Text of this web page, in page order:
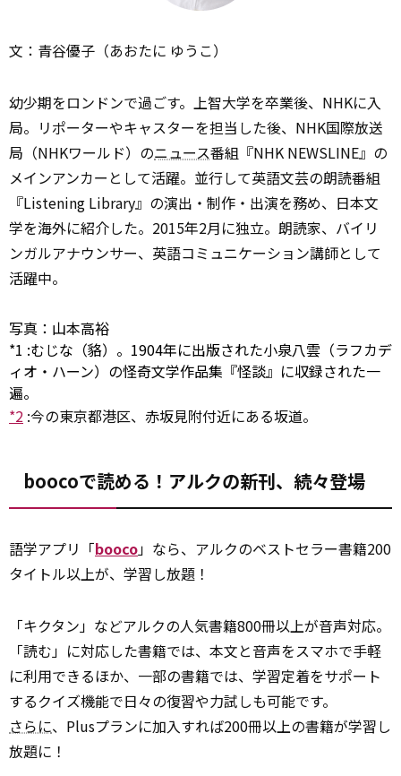
文：青谷優子（あおたに ゆうこ）
幼少期をロンドンで過ごす。上智大学を卒業後、NHKに入
局。リポーターやキャスターを担当した後、NHK国際放送
局（NHKワールド）のニュース番組『NHK NEWSLINE』の
メインアンカーとして活躍。並行して英語文芸の朗読番組
『Listening Library』の演出・制作・出演を務め、日本文
学を海外に紹介した。2015年2月に独立。朗読家、バイリ
ンガルアナウンサー、英語コミュニケーション講師として
活躍中。
写真：山本高裕
*1 :むじな（貉）。1904年に出版された小泉八雲（ラフカデ
ィオ・ハーン）の怪奇文学作品集『怪談』に収録された一
遍。
*2 :今の東京都港区、赤坂見附付近にある坂道。
boocoで読める！アルクの新刊、続々登場
語学アプリ「booco」なら、アルクのベストセラー書籍200
タイトル以上が、学習し放題！
「キクタン」などアルクの人気書籍800冊以上が音声対応。
「読む」に対応した書籍では、本文と音声をスマホで手軽
に利用できるほか、一部の書籍では、学習定着をサポート
するクイズ機能で日々の復習や力試しも可能です。
さらに、Plusプランに加入すれば200冊以上の書籍が学習し
放題に！